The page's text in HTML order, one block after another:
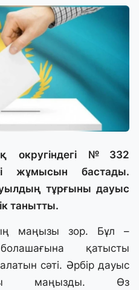
округіндегі №332
жұмысын бастады.
тұрғыны дауыс
танытты.
маңызы зор. Бұл –
қатысты
сәті. Әрбір дауыс
маңызды. Өз